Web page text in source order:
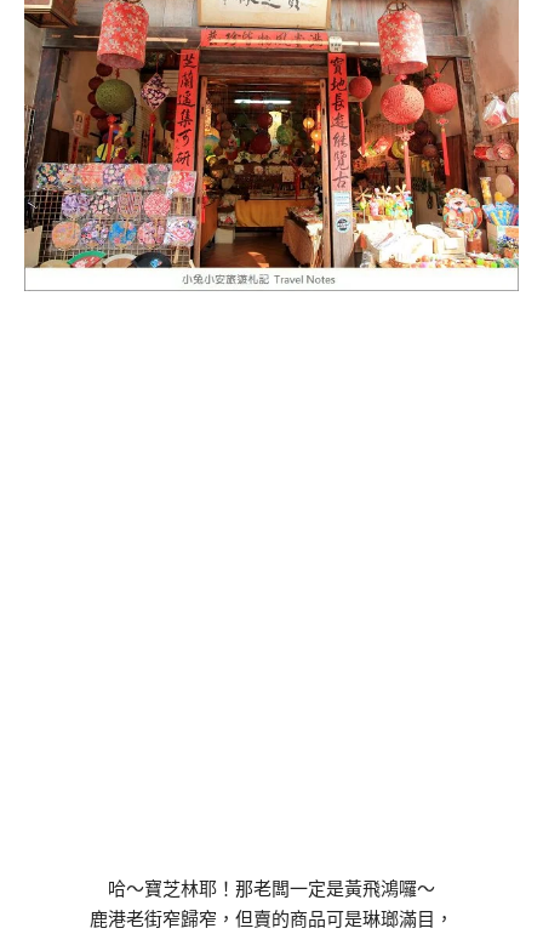
哈～寶芝林耶！那老闆一定是黃飛鴻囉～
鹿港老街窄歸窄，但賣的商品可是琳瑯滿目，